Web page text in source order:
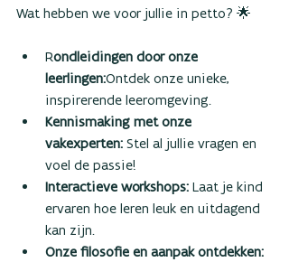
Wat hebben we voor jullie in petto? 🌟
Rondleidingen door onze
leerlingen:Ontdek onze unieke,
inspirerende leeromgeving.
Kennismaking met onze
vakexperten: Stel al jullie vragen en
voel de passie!
Interactieve workshops: Laat je kind
ervaren hoe leren leuk en uitdagend
kan zijn.
Onze filosofie en aanpak ontdekken: